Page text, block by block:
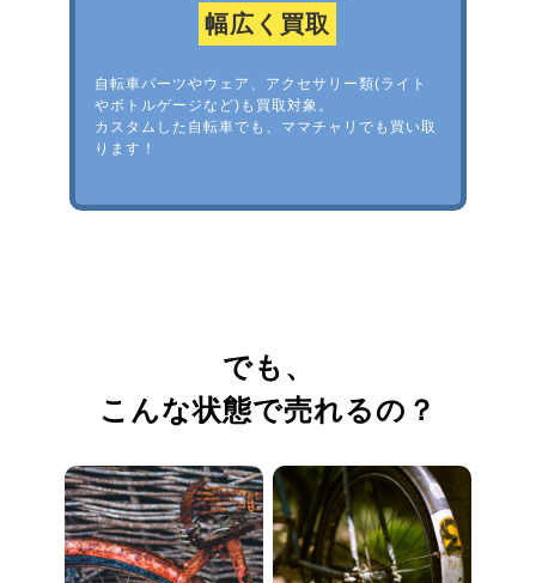
幅広く買取
自転車パーツやウェア、アクセサリー類(ライト
やボトルゲージなど)も買取対象。
カスタムした自転車でも、ママチャリでも買い取
ります！
でも、
こんな状態で売れるの？